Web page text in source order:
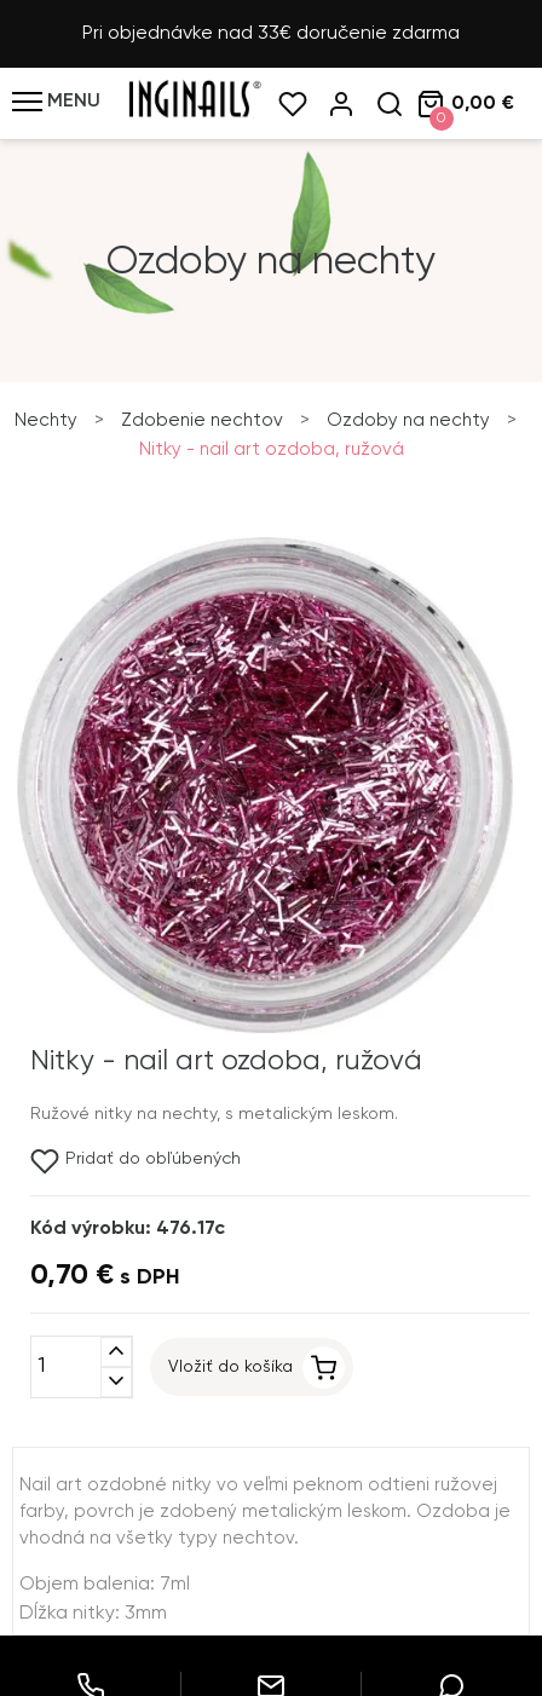
Pri objednávke nad 33€ doručenie zdarma
MENU
0
0,00 €
Ozdoby na nechty
Nechty > Zdobenie nechtov > Ozdoby na nechty
>
Nitky - nail art ozdoba, ružová
Nitky - nail art ozdoba, ružová
Ružové nitky na nechty, s metalickým leskom.
Pridať do obľúbených
Kód výrobku: 476.17c
0,70 € s DPH
expand_less
expand_more
Vložiť do košíka
Nail art ozdobné nitky vo veľmi peknom odtieni ružovej
farby, povrch je zdobený metalickým leskom. Ozdoba je
vhodná na všetky typy nechtov.
Objem balenia: 7ml
Dĺžka nitky: 3mm